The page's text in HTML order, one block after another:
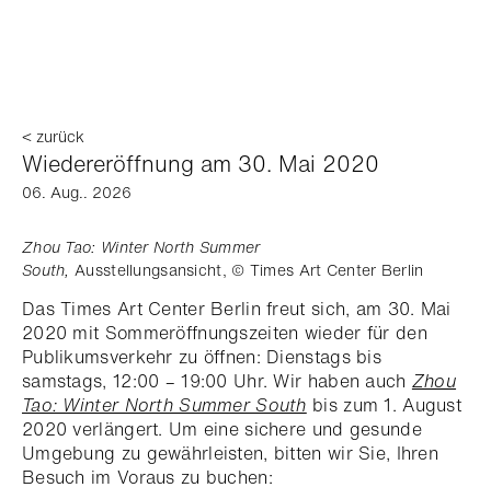
< zurück
Wiedereröffnung am 30. Mai 2020
06. Aug.. 2026
Zhou Tao: Winter North Summer
South,Ausstellungsansicht, © Times Art Center Berlin
Das Times Art Center Berlin freut sich, am 30. Mai
2020 mit Sommeröffnungszeiten wieder für den
Publikumsverkehr zu öffnen: Dienstags bis
samstags, 12:00 – 19:00 Uhr. Wir haben auch Zhou
Tao: Winter North Summer South bis zum 1. August
2020 verlängert. Um eine sichere und gesunde
Umgebung zu gewährleisten, bitten wir Sie, Ihren
Besuch im Voraus zu buchen: